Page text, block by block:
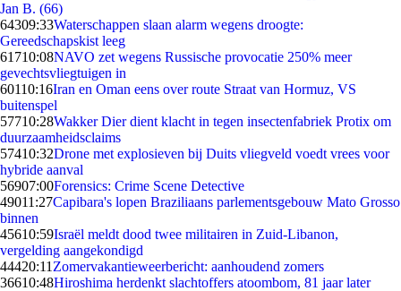
Jan B. (66)
64309:33Waterschappen slaan alarm wegens droogte:
Gereedschapskist leeg
61710:08NAVO zet wegens Russische provocatie 250% meer
gevechtsvliegtuigen in
60110:16Iran en Oman eens over route Straat van Hormuz, VS
buitenspel
57710:28Wakker Dier dient klacht in tegen insectenfabriek Protix om
duurzaamheidsclaims
57410:32Drone met explosieven bij Duits vliegveld voedt vrees voor
hybride aanval
56907:00Forensics: Crime Scene Detective
49011:27Capibara's lopen Braziliaans parlementsgebouw Mato Grosso
binnen
45610:59Israël meldt dood twee militairen in Zuid-Libanon,
vergelding aangekondigd
44420:11 Zomervakantieweerbericht: aanhoudend zomers
36610:48Hiroshima herdenkt slachtoffers atoombom, 81 jaar later